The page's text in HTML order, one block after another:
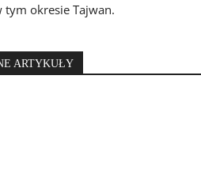
tym okresie Tajwan.
ARTYKUŁY